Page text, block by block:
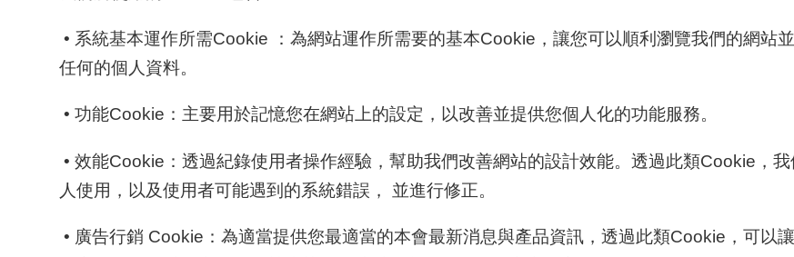
• 系統基本運作所需Cookie ：為網站運作所需要的基本Cookie，讓您可以順利瀏覽我們的網站
任何的個人資料。
• 功能Cookie：主要用於記憶您在網站上的設定，以改善並提供您個人化的功能服務。
• 效能Cookie：透過紀錄使用者操作經驗，幫助我們改善網站的設計效能。透過此類Cookie，
人使用，以及使用者可能遇到的系統錯誤， 並進行修正。
• 廣告行銷 Cookie：為適當提供您最適當的本會最新消息與產品資訊，透過此類Cookie，可以